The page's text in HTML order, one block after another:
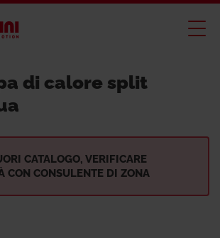
di calore split
CATALOGO, VERIFICARE
CON CONSULENTE DI ZONA